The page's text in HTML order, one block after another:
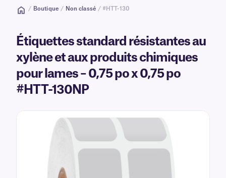
/ Boutique / Non classé / #HTT-130
Étiquettes standard résistantes au
xylène et aux produits chimiques
pour lames – 0,75 po x 0,75 po
#HTT-130NP